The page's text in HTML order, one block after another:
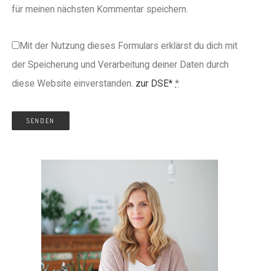
für meinen nächsten Kommentar speichern.
Mit der Nutzung dieses Formulars erklärst du dich mit
der Speicherung und Verarbeitung deiner Daten durch
diese Website einverstanden. zur DSE* *